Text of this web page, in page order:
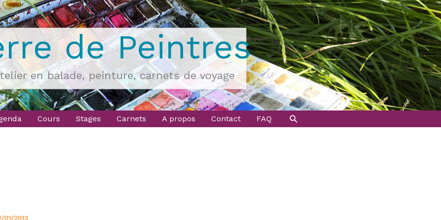
de Peintres
en balade, peinture, carnets de voyage
Cours Stages Carnets A propos Contact FAQ Rechercher
01/2013